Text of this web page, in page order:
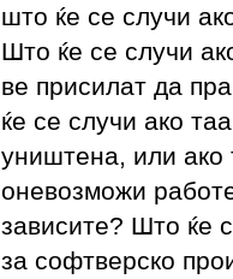
што ќе се случи
Што ќе се случи
ве присилат да
ќе се случи ако
уништена, или ако
оневозможи
зависите? Што ќе
за софтверско